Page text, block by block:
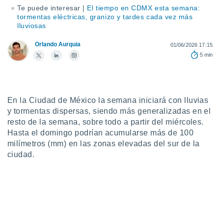
coste.
botón
la
todas
y análisis
en
así como
perfil
y
CONTINUAR
Te puede interesar | El tiempo en CDMX esta semana:
tormentas eléctricas, granizo y tardes cada vez más
lluviosas
Orlando Aurquia
01/06/2026 17:15
5 min
En la Ciudad de México la semana iniciará con lluvias
y tormentas dispersas, siendo más generalizadas en el
resto de la semana, sobre todo a partir del miércoles.
Hasta el domingo podrían acumularse más de 100
milímetros (mm) en las zonas elevadas del sur de la
ciudad.